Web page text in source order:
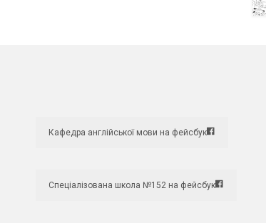
Кафедра англійської мови на фейсбук
Спеціалізована школа №152 на фейсбук